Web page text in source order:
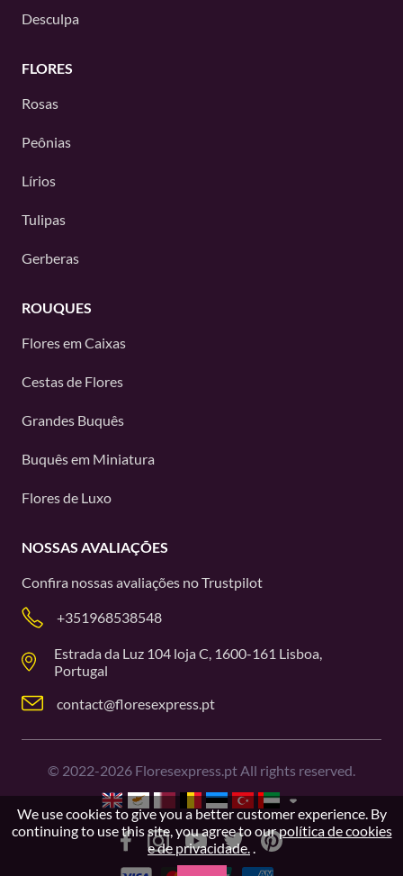
Desculpa
FLORES
Rosas
Peônias
Lírios
Tulipas
Gerberas
ROUQUES
Flores em Caixas
Cestas de Flores
Grandes Buquês
Buquês em Miniatura
Flores de Luxo
NOSSAS AVALIAÇÕES
Confira nossas avaliações noTrustpilot
+351968538548
Estrada da Luz 104 loja C, 1600-161 Lisboa,
Portugal
contact@floresexpress.pt
© 2022-2026 Floresexpress.pt All rights reserved.
We use cookies to give you a better customer experience. By
continuing to use this site, you agree to ourpolítica de cookies
e de privacidade..